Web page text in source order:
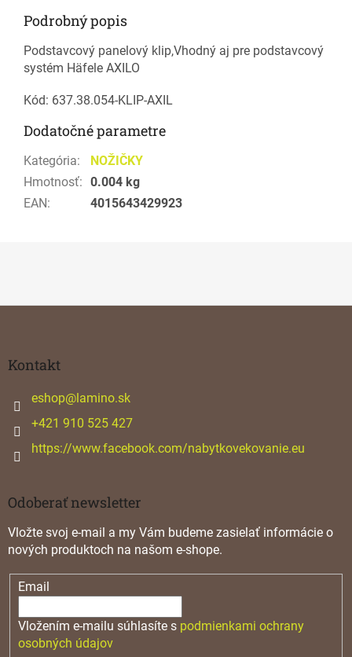
Podrobný popis
Podstavcový panelový klip,Vhodný aj pre podstavcový
systém Häfele AXILO
Kód: 637.38.054-KLIP-AXIL
Dodatočné parametre
Kategória:
NOŽIČKY
Hmotnosť: 0.004 kg
EAN: 4015643429923
Kontakt
eshop@lamino.sk
+421 910 525 427
https://www.facebook.com/nabytkovekovanie.eu
Odoberať newsletter
Vložte svoj e-mail a my Vám budeme zasielať informácie o
nových produktoch na našom e-shope.
Email
Vložením e-mailu súhlasíte s podmienkami ochrany
osobných údajov